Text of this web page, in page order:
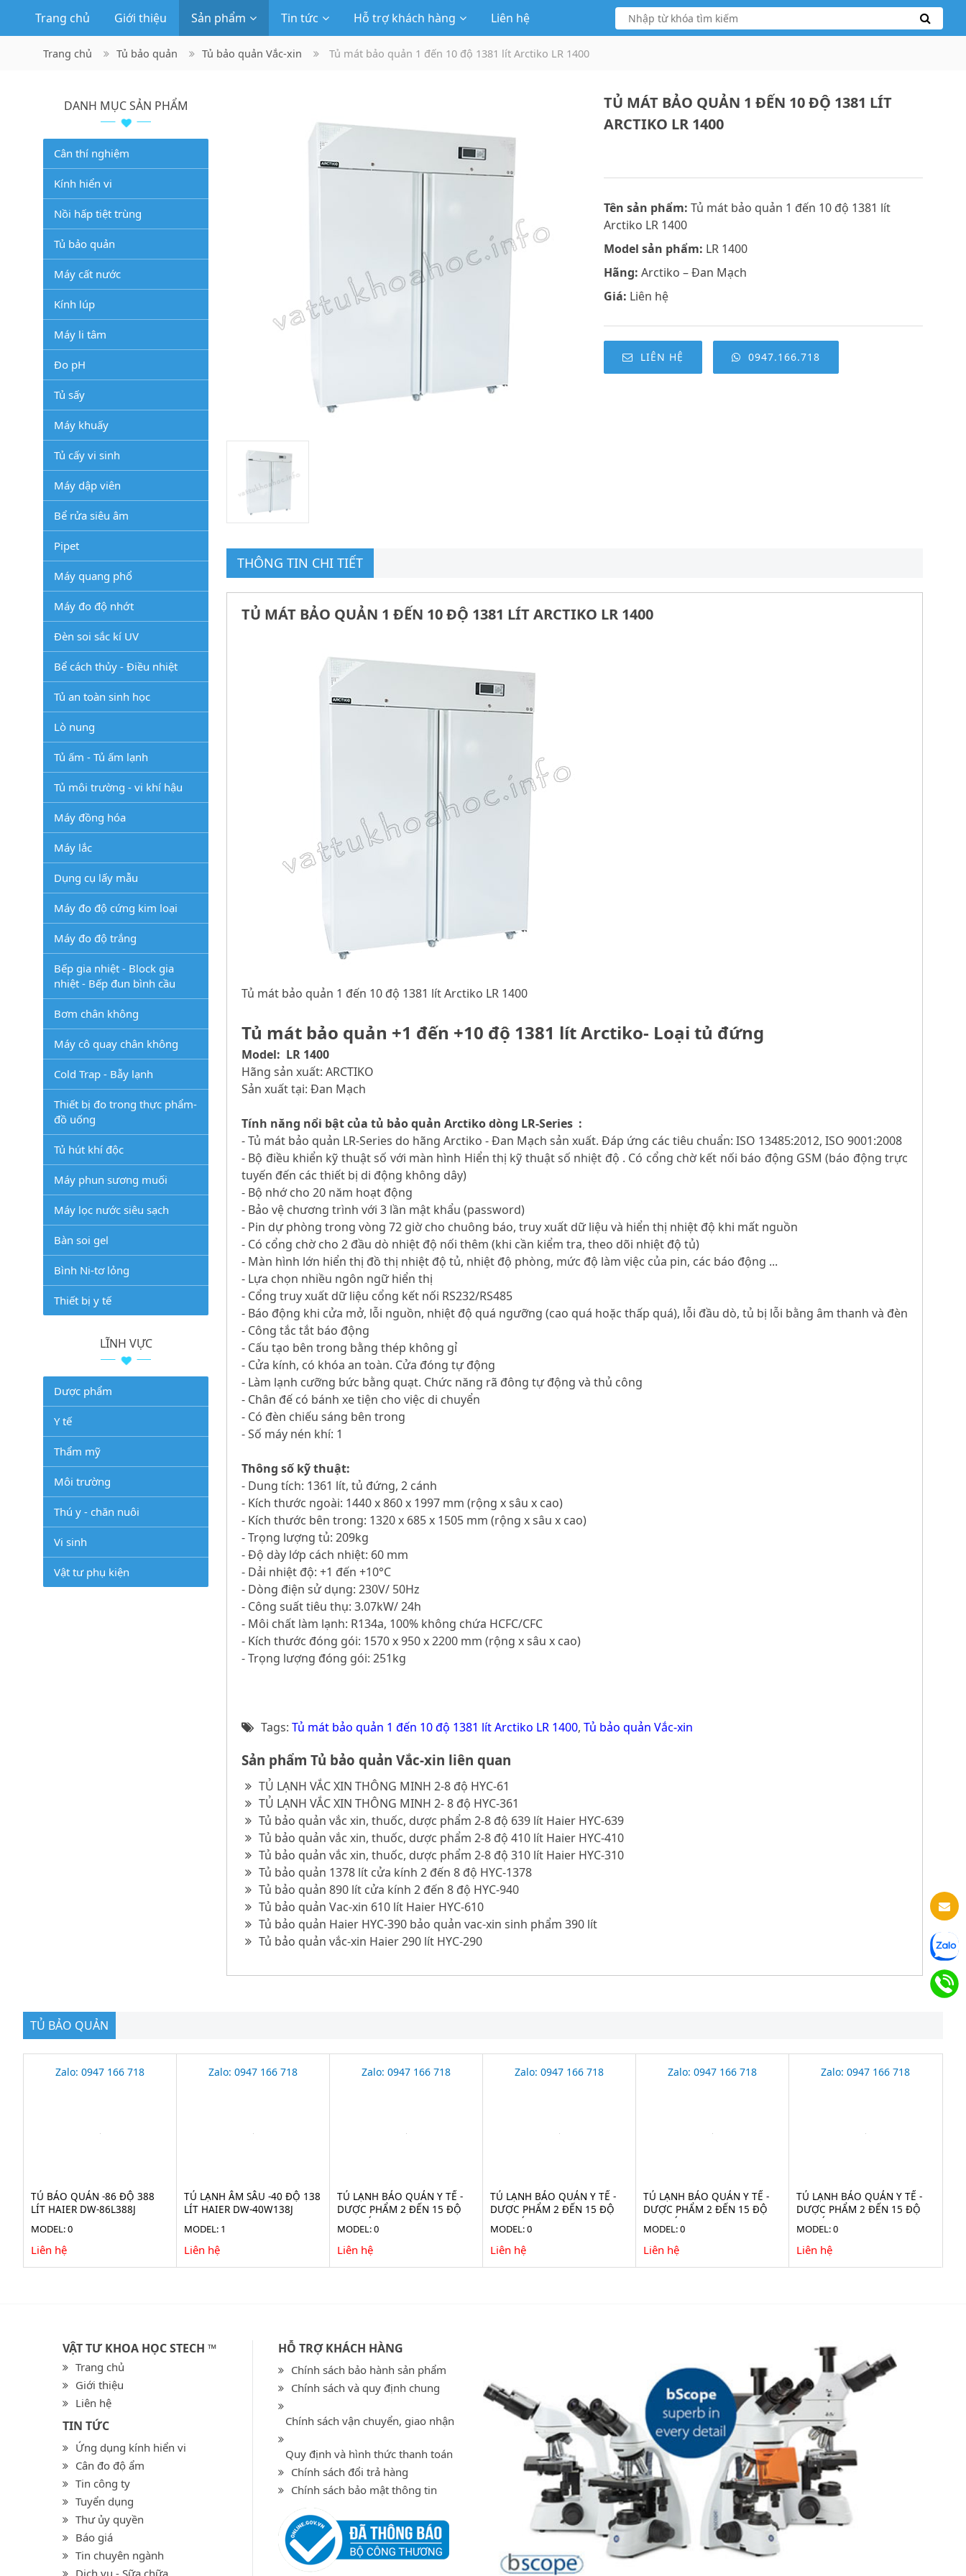
Trang chủ Giới thiệu Sản phẩm Tin tức Hỗ trợ khách hàng Liên hệ
Trang chủ Tủ bảo quản Tủ bảo quản Vắc-xin Tủ mát bảo quản 1 đến 10 độ 1381 lít Arctiko LR 1400
TỦ MÁT BẢO QUẢN 1 ĐẾN 10 ĐỘ 1381 LÍT
ARCTIKO LR 1400
Tên sản phẩm: Tủ mát bảo quản 1 đến 10 độ 1381 lít
Arctiko LR 1400
Model sản phẩm: LR 1400
Hãng: Arctiko – Đan Mạch
Giá: Liên hệ
LIÊN HỆ 0947.166.718
THÔNG TIN CHI TIẾT
TỦ MÁT BẢO QUẢN 1 ĐẾN 10 ĐỘ 1381 LÍT ARCTIKO LR 1400
Tủ mát bảo quản 1 đến 10 độ 1381 lít Arctiko LR 1400
Tủ mát bảo quản +1 đến +10 độ 1381 lít Arctiko- Loại tủ đứng
Model: LR 1400
Hãng sản xuất: ARCTIKO
Sản xuất tại: Đan Mạch
Tính năng nổi bật của tủ bảo quản Arctiko dòng LR-Series :
- Tủ mát bảo quản LR-Series do hãng Arctiko - Đan Mạch sản xuất. Đáp ứng các tiêu chuẩn: ISO 13485:2012, ISO 9001:2008
- Bộ điều khiển kỹ thuật số với màn hình Hiển thị kỹ thuật số nhiệt độ . Có cổng chờ kết nối báo động GSM (báo động trực
tuyến đến các thiết bị di động không dây)
- Bộ nhớ cho 20 năm hoạt động
- Bảo vệ chương trình với 3 lần mật khẩu (password)
- Pin dự phòng trong vòng 72 giờ cho chuông báo, truy xuất dữ liệu và hiển thị nhiệt độ khi mất nguồn
- Có cổng chờ cho 2 đầu dò nhiệt độ nối thêm (khi cần kiểm tra, theo dõi nhiệt độ tủ)
- Màn hình lớn hiển thị đồ thị nhiệt độ tủ, nhiệt độ phòng, mức độ làm việc của pin, các báo động ...
- Lựa chọn nhiều ngôn ngữ hiển thị
- Cổng truy xuất dữ liệu cổng kết nối RS232/RS485
- Báo động khi cửa mở, lỗi nguồn, nhiệt độ quá ngưỡng (cao quá hoặc thấp quá), lỗi đầu dò, tủ bị lỗi bằng âm thanh và đèn
- Công tắc tắt báo động
- Cấu tạo bên trong bằng thép không gỉ
- Cửa kính, có khóa an toàn. Cửa đóng tự động
- Làm lạnh cưỡng bức bằng quạt. Chức năng rã đông tự động và thủ công
- Chân đế có bánh xe tiện cho việc di chuyển
- Có đèn chiếu sáng bên trong
- Số máy nén khí: 1
Thông số kỹ thuật:
- Dung tích: 1361 lít, tủ đứng, 2 cánh
- Kích thước ngoài: 1440 x 860 x 1997 mm (rộng x sâu x cao)
- Kích thước bên trong: 1320 x 685 x 1505 mm (rộng x sâu x cao)
- Trọng lượng tủ: 209kg
- Độ dày lớp cách nhiệt: 60 mm
- Dải nhiệt độ: +1 đến +10°C
- Dòng điện sử dụng: 230V/ 50Hz
- Công suất tiêu thụ: 3.07kW/ 24h
- Môi chất làm lạnh: R134a, 100% không chứa HCFC/CFC
- Kích thước đóng gói: 1570 x 950 x 2200 mm (rộng x sâu x cao)
- Trọng lượng đóng gói: 251kg
Tags: Tủ mát bảo quản 1 đến 10 độ 1381 lít Arctiko LR 1400, Tủ bảo quản Vắc-xin
Sản phẩm Tủ bảo quản Vắc-xin liên quan
TỦ LẠNH VẮC XIN THÔNG MINH 2-8 độ HYC-61
TỦ LẠNH VẮC XIN THÔNG MINH 2- 8 độ HYC-361
Tủ bảo quản vắc xin, thuốc, dược phẩm 2-8 độ 639 lít Haier HYC-639
Tủ bảo quản vắc xin, thuốc, dược phẩm 2-8 độ 410 lít Haier HYC-410
Tủ bảo quản vắc xin, thuốc, dược phẩm 2-8 độ 310 lít Haier HYC-310
Tủ bảo quản 1378 lít cửa kính 2 đến 8 độ HYC-1378
Tủ bảo quản 890 lít cửa kính 2 đến 8 độ HYC-940
Tủ bảo quản Vac-xin 610 lít Haier HYC-610
Tủ bảo quản Haier HYC-390 bảo quản vac-xin sinh phẩm 390 lít
Tủ bảo quản vắc-xin Haier 290 lít HYC-290
DANH MỤC SẢN PHẨM
Cân thí nghiệm
Kính hiển vi
Nồi hấp tiệt trùng
Tủ bảo quản
Máy cất nước
Kính lúp
Máy li tâm
Đo pH
Tủ sấy
Máy khuấy
Tủ cấy vi sinh
Máy dập viên
Bể rửa siêu âm
Pipet
Máy quang phổ
Máy đo độ nhớt
Đèn soi sắc kí UV
Bể cách thủy - Điều nhiệt
Tủ an toàn sinh học
Lò nung
Tủ ấm - Tủ ấm lạnh
Tủ môi trường - vi khí hậu
Máy đồng hóa
Máy lắc
Dụng cụ lấy mẫu
Máy đo độ cứng kim loại
Máy đo độ trắng
Bếp gia nhiệt - Block gia
nhiệt - Bếp đun bình cầu
Bơm chân không
Máy cô quay chân không
Cold Trap - Bẫy lạnh
Thiết bị đo trong thực phẩm-
đồ uống
Tủ hút khí độc
Máy phun sương muối
Máy lọc nước siêu sạch
Bàn soi gel
Bình Ni-tơ lỏng
Thiết bị y tế
LĨNH VỰC
Dược phẩm
Y tế
Thẩm mỹ
Môi trường
Thú y - chăn nuôi
Vi sinh
Vật tư phụ kiện
TỦ BẢO QUẢN
Zalo: 0947 166 718
TỦ BẢO QUẢN -86 ĐỘ 388
LÍT HAIER DW-86L388J
MODEL: 0
Liên hệ
Zalo: 0947 166 718
TỦ LẠNH ÂM SÂU -40 ĐỘ 138
LÍT HAIER DW-40W138J
MODEL: 1
Liên hệ
Zalo: 0947 166 718
TỦ LẠNH BẢO QUẢN Y TẾ -
DƯỢC PHẨM 2 ĐẾN 15 ĐỘ
2100 LÍT EVERMED LR 2100
(ADVANCED)
MODEL: 0
Liên hệ
Zalo: 0947 166 718
TỦ LẠNH BẢO QUẢN Y TẾ -
DƯỢC PHẨM 2 ĐẾN 15 ĐỘ
1365 LÍT LR 1365
(ADVANCED)
MODEL: 0
Liên hệ
Zalo: 0947 166 718
TỦ LẠNH BẢO QUẢN Y TẾ -
DƯỢC PHẨM 2 ĐẾN 15 ĐỘ
1160 LÍT LR 1160
MODEL: 0
Liên hệ
Zalo: 0947 166 718
TỦ LẠNH BẢO QUẢN Y TẾ -
DƯỢC PHẨM 2 ĐẾN 15 ĐỘ
925 LÍT LR 925 (ADVANCED)
MODEL: 0
Liên hệ
VẬT TƯ KHOA HỌC STECH ™
Trang chủ
Giới thiệu
Liên hệ
TIN TỨC
Ứng dụng kính hiển vi
Cân đo độ ẩm
Tin công ty
Tuyển dụng
Thư ủy quyền
Báo giá
Tin chuyên ngành
Dịch vụ - Sữa chữa
HỖ TRỢ KHÁCH HÀNG
Chính sách bảo hành sản phẩm
Chính sách và quy định chung
Chính sách vận chuyển, giao nhận
Quy định và hình thức thanh toán
Chính sách đổi trả hàng
Chính sách bảo mật thông tin